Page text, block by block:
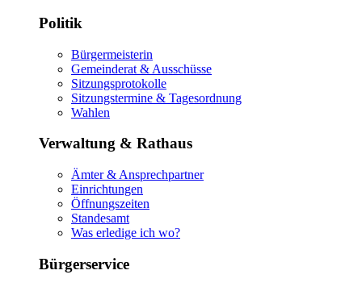
Politik
Bürgermeisterin
Gemeinderat & Ausschüsse
Sitzungsprotokolle
Sitzungstermine & Tagesordnung
Wahlen
Verwaltung & Rathaus
Ämter & Ansprechpartner
Einrichtungen
Öffnungszeiten
Standesamt
Was erledige ich wo?
Bürgerservice